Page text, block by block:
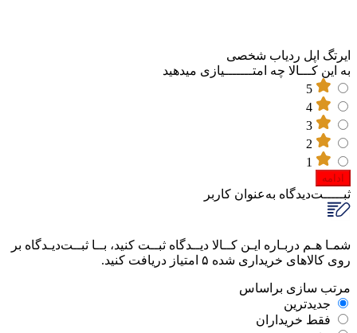
ایرتگ اپل ردیاب شخصی
به این کـــالا چه امتـــــــیازی میدهید
ادامه
ثبـــــت‌دیدگاه به‌عنوان کاربر
شمـا هـم دربـاره ایـن کــالا دیــدگاه ثبــت کنید، بــا ثبــت‌دیـدگاه بر
روی کالاهای خریداری شده ۵ امتیاز دریافت کنید.
مرتب‌ سازی‌ بر‌اساس
جدیدترین
فقط‌ خریداران‌